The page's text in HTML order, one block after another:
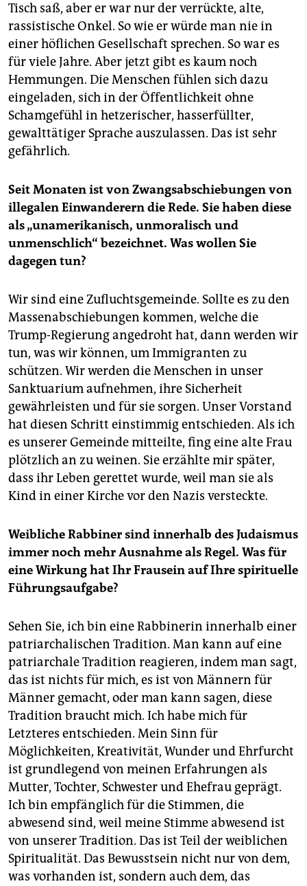
Tisch saß, aber er war nur der verrückte, alte,
rassistische Onkel. So wie er würde man nie in
einer höflichen Gesellschaft sprechen. So war es
für viele Jahre. Aber jetzt gibt es kaum noch
Hemmungen. Die Menschen fühlen sich dazu
eingeladen, sich in der Öffentlichkeit ohne
Schamgefühl in hetzerischer, hasserfüllter,
gewalttätiger Sprache auszulassen. Das ist sehr
gefährlich.
Seit Monaten ist von Zwangsabschiebungen von
illegalen Einwanderern die Rede. Sie haben diese
als „unamerikanisch, unmoralisch und
unmenschlich“ bezeichnet. Was wollen Sie
dagegen tun?
Wir sind eine Zufluchtsgemeinde. Sollte es zu den
Massenabschiebungen kommen, welche die
Trump-Regierung ­angedroht hat, dann werden wir
tun, was wir können, um Immigranten zu
schützen. Wir werden die Menschen in unser
Sanktuarium aufnehmen, ihre Sicherheit
gewährleisten und für sie sorgen. Unser Vorstand
hat diesen Schritt einstimmig entschieden. Als ich
es unserer Gemeinde mitteilte, fing eine alte Frau
plötzlich an zu weinen. Sie erzählte mir später,
dass ihr Leben gerettet wurde, weil man sie als
Kind in einer Kirche vor den Nazis versteckte.
Weibliche Rabbiner sind innerhalb des Judaismus
immer noch mehr Ausnahme als Regel. Was für
eine Wirkung hat Ihr Frausein auf Ihre spirituelle
Führungsaufgabe?
Sehen Sie, ich bin eine Rabbinerin innerhalb einer
patriarchalischen Tradition. Man kann auf eine
patriarchale Tradition reagieren, indem man sagt,
das ist nichts für mich, es ist von Männern für
Männer gemacht, oder man kann sagen, diese
Tradition braucht mich. Ich habe mich für
Letzteres entschieden. Mein Sinn für
Möglichkeiten, Kreativität, Wunder und Ehrfurcht
ist grundlegend von meinen Erfahrungen als
Mutter, Tochter, Schwester und Ehefrau geprägt.
Ich bin empfänglich für die Stimmen, die
abwesend sind, weil meine Stimme abwesend ist
von unserer Tradition. Das ist Teil der weiblichen
Spiritualität. Das Bewusstsein nicht nur von dem,
was vorhanden ist, sondern auch dem, das